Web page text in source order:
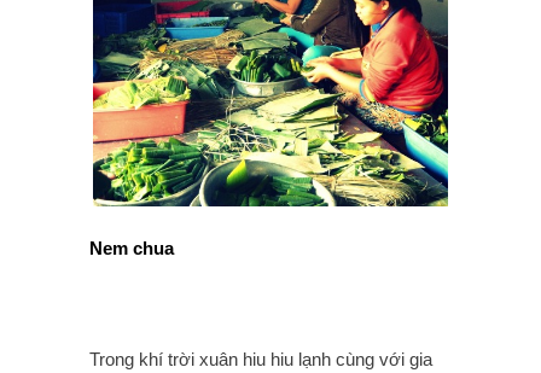
Nem chua
Trong khí trời xuân hiu hiu lạnh cùng với gia